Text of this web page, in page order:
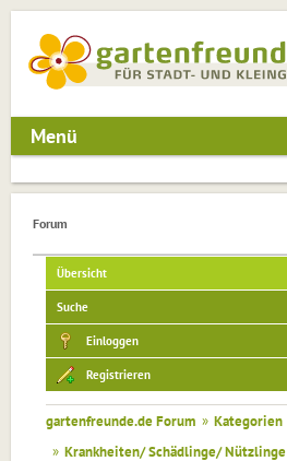
Menü
Forum
Übersicht
Suche
Einloggen
Registrieren
gartenfreunde.de Forum » Kategorien
» Krankheiten/ Schädlinge/ Nützlinge